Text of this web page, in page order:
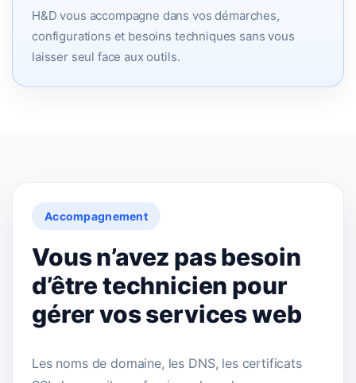
H&D vous accompagne dans vos démarches,
configurations et besoins techniques sans vous
laisser seul face aux outils.
Accompagnement
Vous n’avez pas besoin
d’être technicien pour
gérer vos services web
Les noms de domaine, les DNS, les certificats